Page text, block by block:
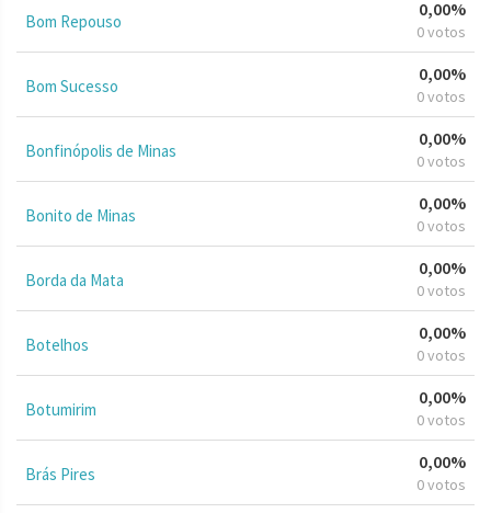
Bom Repouso
0,00%
0 votos
Bom Sucesso
0,00%
0 votos
Bonfinópolis de Minas
0,00%
0 votos
Bonito de Minas
0,00%
0 votos
Borda da Mata
0,00%
0 votos
Botelhos
0,00%
0 votos
Botumirim
0,00%
0 votos
Brás Pires
0,00%
0 votos